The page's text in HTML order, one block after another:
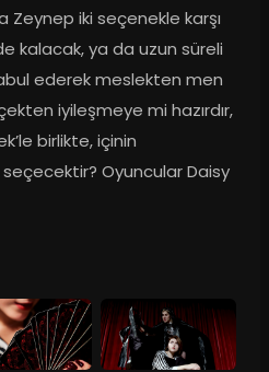
Zeynep iki seçenekle karşı
kalacak, ya da uzun süreli
ederek meslekten men
iyileşmeye mi hazırdır,
birlikte, içinin
Oyuncular Daisy